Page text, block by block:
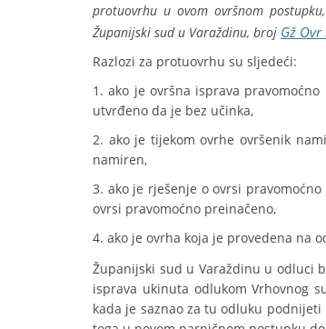
protuovrhu u ovom ovršnom
Županijski sud u Varaždinu, broj Gž
Razlozi za protuovrhu su sljedeći:
1. ako je ovršna isprava
utvrđeno da je bez učinka,
2. ako je tijekom ovrhe ovršenik
namiren,
3. ako je rješenje o ovrsi
ovrsi pravomoćno preinačeno,
4. ako je ovrha koja je provedena na
Županijski sud u Varaždinu u odluci
isprava ukinuta odlukom Vrhovnog
kada je saznao za tu odluku